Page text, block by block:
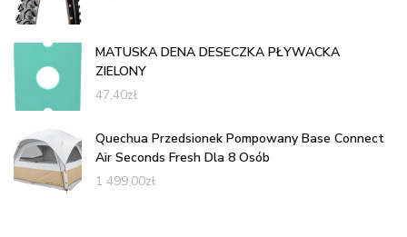
MATUSKA DENA DESECZKA PŁYWACKA
ZIELONY
47,40zł
Quechua Przedsionek Pompowany Base Connect
Air Seconds Fresh Dla 8 Osób
1 499,00zł